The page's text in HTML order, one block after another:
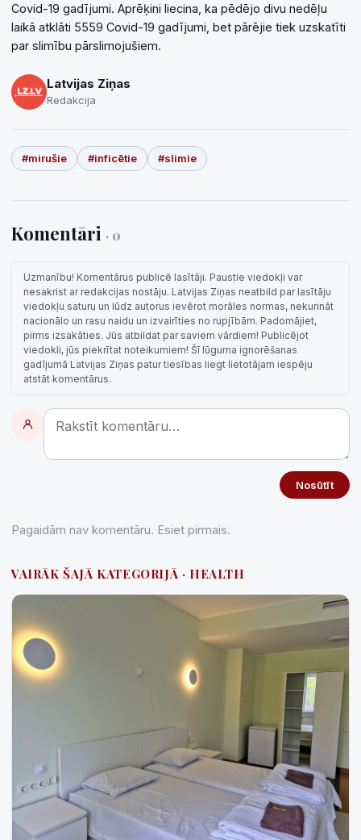
Covid-19 gadījumi. Aprēķini liecina, ka pēdējo divu nedēļu
laikā atklāti 5559 Covid-19 gadījumi, bet pārējie tiek uzskatīti
par slimību pārslimojušiem.
Latvijas Ziņas
Redakcija
#mirušie #inficētie #slimie
Komentāri · 0
Uzmanību! Komentārus publicē lasītāji. Paustie viedokļi var
nesakrist ar redakcijas nostāju. Latvijas Ziņas neatbild par lasītāju
viedokļu saturu un lūdz autorus ievērot morāles normas, nekurināt
nacionālo un rasu naidu un izvairīties no rupjībām. Padomājiet,
pirms izsakāties. Jūs atbildat par saviem vārdiem! Publicējot
viedokli, jūs piekrītat noteikumiem! Šī lūguma ignorēšanas
gadījumā Latvijas Ziņas patur tiesības liegt lietotājam iespēju
atstāt komentārus.
Nosūtīt
Pagaidām nav komentāru. Esiet pirmais.
VAIRĀK ŠAJĀ KATEGORIJĀ · HEALTH